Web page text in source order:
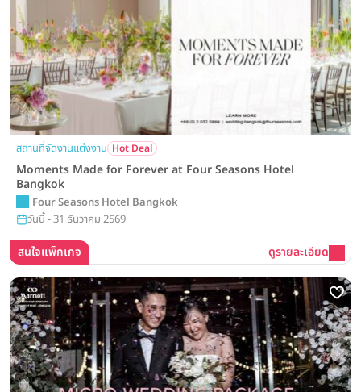
สถานที่จัดงานแต่งงาน Hot Deal
Moments Made for Forever at Four Seasons Hotel
Bangkok
Four Seasons Hotel Bangkok
วันนี้ - 31 ธันวาคม 2569
สนใจแพ็กเกจ ดูรายละเอียด